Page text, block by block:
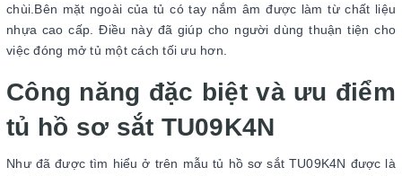
chùi.Bên mặt ngoài của tủ có tay nắm âm được làm từ chất liệu
nhựa cao cấp. Điều này đã giúp cho người dùng thuận tiện cho
việc đóng mở tủ một cách tối ưu hơn.
Công năng đặc biệt và ưu điểm
tủ hồ sơ sắt TU09K4N
Như đã được tìm hiểu ở trên mẫu tủ hồ sơ sắt TU09K4N được là